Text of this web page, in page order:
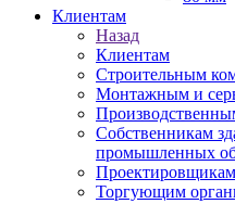
Клиентам
Назад
Клиентам
Строительным
Монтажным и
Собственникам
промышленных
Проектировщикам
Торгующим